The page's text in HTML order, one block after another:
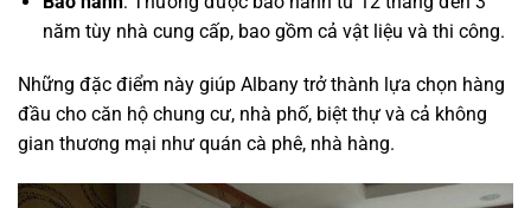
năm tùy nhà cung cấp, bao gồm cả vật liệu và thi công.
Những đặc điểm này giúp Albany trở thành lựa chọn hàng
đầu cho căn hộ chung cư, nhà phố, biệt thự và cả không
gian thương mại như quán cà phê, nhà hàng.